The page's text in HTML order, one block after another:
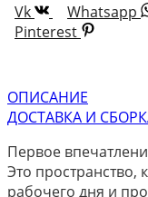
Vk
Whatsapp
Pinterest
ОПИСАНИЕ
ДОСТАВКА И
Первое
Это пространство,
рабочего дня и